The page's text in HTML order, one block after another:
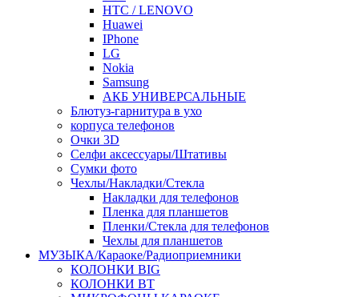
HTC / LENOVO
Huawei
IPhone
LG
Nokia
Samsung
АКБ УНИВЕРСАЛЬНЫЕ
Блютуз-гарнитура в ухо
корпуса телефонов
Очки 3D
Селфи аксессуары/Штативы
Сумки фото
Чехлы/Накладки/Стекла
Накладки для телефонов
Пленка для планшетов
Пленки/Стекла для телефонов
Чехлы для планшетов
МУЗЫКА/Караоке/Радиоприемники
КОЛОНКИ BIG
КОЛОНКИ BT